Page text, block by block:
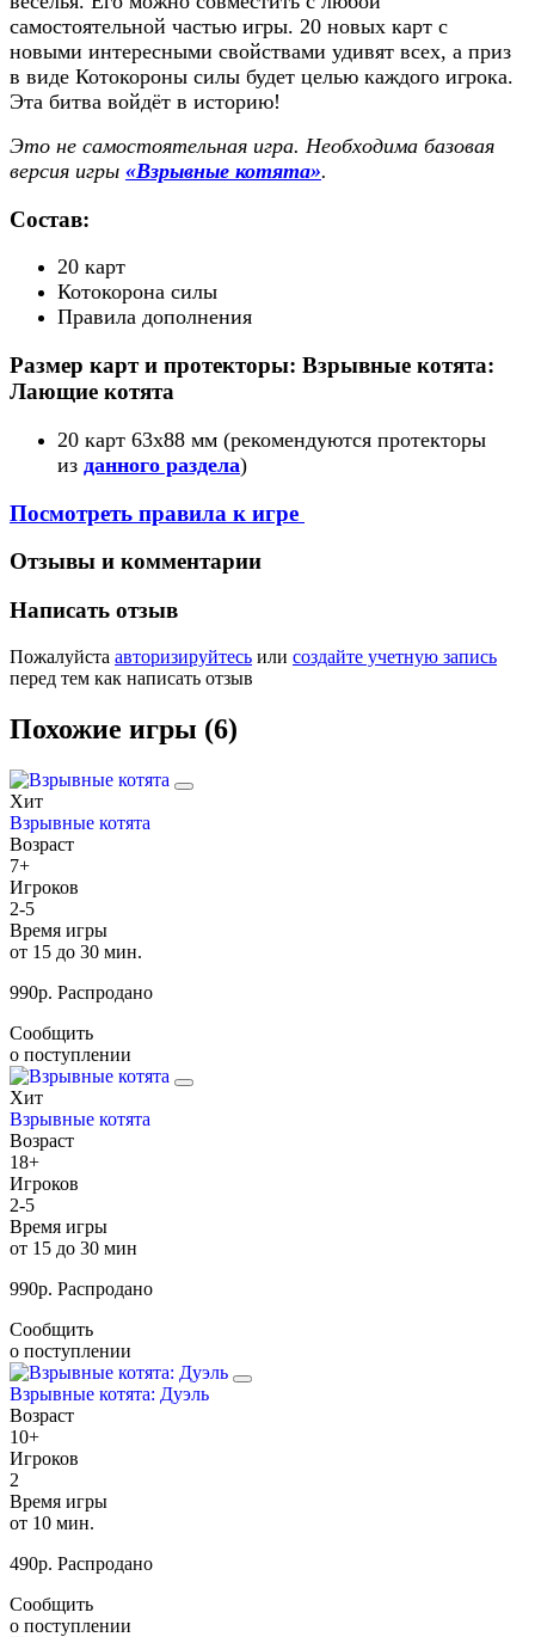
самостоятельной частью игры. 20 новых карт с
новыми интересными свойствами удивят всех, а приз
в виде Котокороны силы будет целью каждого игрока.
Эта битва войдёт в историю!
Это не самостоятельная игра. Необходима базовая
версия игры «Взрывные котята».
Состав:
20 карт
Котокорона силы
Правила дополнения
Размер карт и протекторы: Взрывные котята:
Лающие котята
20 карт 63x88 мм (рекомендуются протекторы
из данного раздела)
Посмотреть правила к игре
Отзывы и комментарии
Написать отзыв
Пожалуйста авторизируйтесь или создайте учетную запись
перед тем как написать отзыв
Похожие игры (6)
Хит
Взрывные котята
Возраст
7+
Игроков
2-5
Время игры
от 15 до 30 мин.
990р. Распродано
Сообщить
о поступлении
Хит
Взрывные котята
Возраст
18+
Игроков
2-5
Время игры
от 15 до 30 мин
990р. Распродано
Сообщить
о поступлении
Взрывные котята: Дуэль
Возраст
10+
Игроков
2
Время игры
от 10 мин.
490р. Распродано
Сообщить
о поступлении